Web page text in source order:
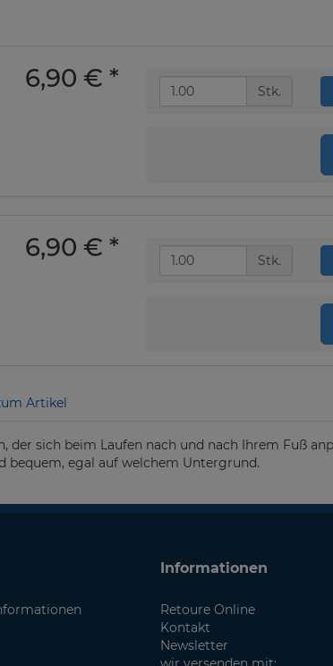
6,90 € * Stk.
6,90 € * Stk.
Artikel
der sich beim Laufen nach und nach Ihrem Fuß
bequem, egal auf welchem Untergrund.
Informationen
Retoure Online
Kontakt
Newsletter